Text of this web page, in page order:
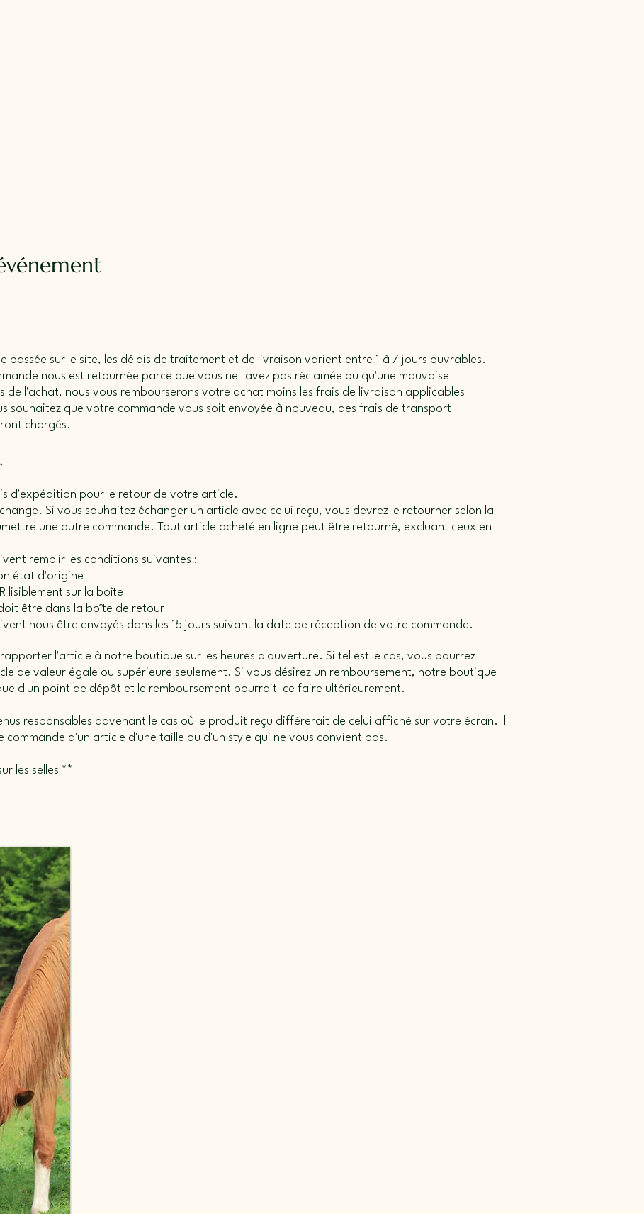
passée sur le site, les délais de traitement et de livraison varient entre 1 à 7 jours ouvrables.
nous est retournée parce que vous ne l'avez pas réclamée ou qu'une mauvaise
de l'achat, nous vous rembourserons votre achat moins les frais de livraison applicables
souhaitez que votre commande vous soit envoyée à nouveau, des frais de transport
chargés.
d'expédition pour le retour de votre article.
Si vous souhaitez échanger un article avec celui reçu, vous devrez le retourner selon la
une autre commande. Tout article acheté en ligne peut être retourné, excluant ceux en
remplir les conditions suivantes :
état d'origine
lisiblement sur la boîte
être dans la boîte de retour
nous être envoyés dans les 15 jours suivant la date de réception de votre commande.
l'article à notre boutique sur les heures d'ouverture. Si tel est le cas, vous pourrez
de valeur égale ou supérieure seulement. Si vous désirez un remboursement, notre boutique
d'un point de dépôt et le remboursement pourrait ce faire ultérieurement.
responsables advenant le cas où le produit reçu différerait de celui affiché sur votre écran. Il
commande d'un article d'une taille ou d'un style qui ne vous convient pas.
les selles **